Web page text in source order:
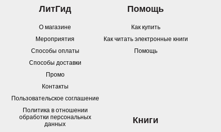
ЛитГид
О магазине
Мероприятия
Способы оплаты
Способы доставки
Промо
Контакты
Пользовательское соглашение
Политика в отношении
обработки персональных
данных
Помощь
Как купить
Как читать электронные книги
Помощь
Книги